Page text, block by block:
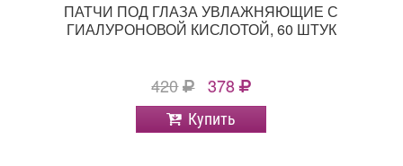
ПАТЧИ ПОД ГЛАЗА УВЛАЖНЯЮЩИЕ С
ГИАЛУРОНОВОЙ КИСЛОТОЙ, 60 ШТУК
420 378
Купить